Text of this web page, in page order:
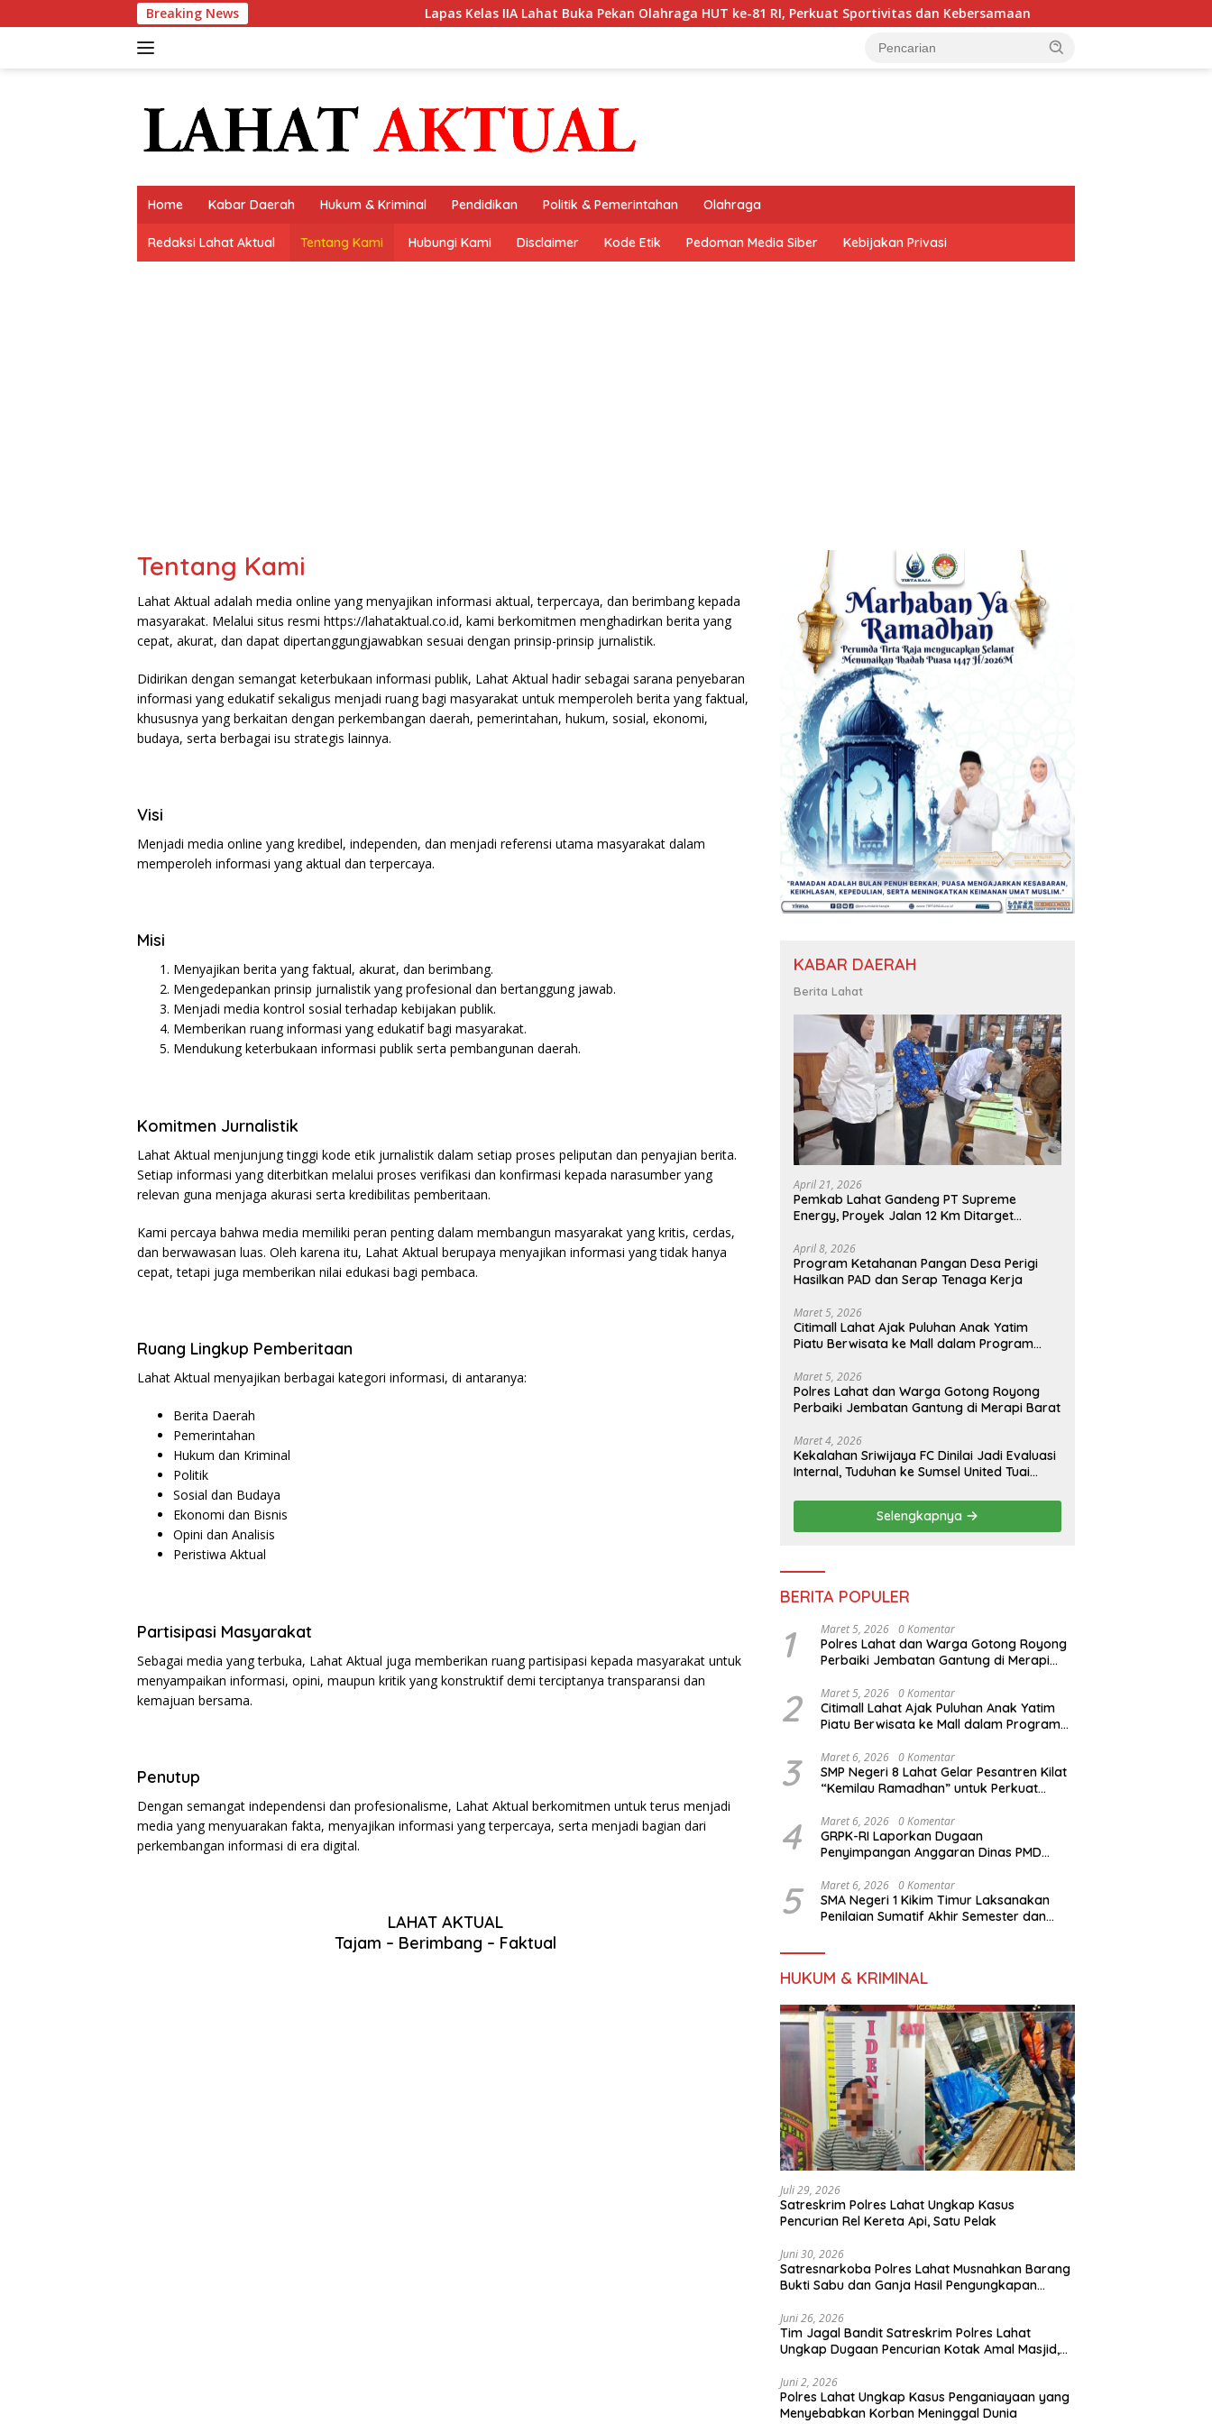
ke
Breaking News Lapas Kelas IIA Lahat Buka Pekan Olahraga HUT ke-81 RI, Perkuat Sportivitas dan Kebersamaan Kejari Lahat Paparkan
Home Kabar Daerah Hukum & Kriminal Pendidikan Politik & Pemerintahan Olahraga
Redaksi Lahat Aktual Tentang Kami Hubungi Kami Disclaimer Kode Etik Pedoman Media Siber Kebijakan Privasi
Tentang Kami
Lahat Aktual adalah media online yang menyajikan informasi aktual, terpercaya, dan berimbang kepada
masyarakat. Melalui situs resmi https://lahataktual.co.id, kami berkomitmen menghadirkan berita yang
cepat, akurat, dan dapat dipertanggungjawabkan sesuai dengan prinsip-prinsip jurnalistik.
Didirikan dengan semangat keterbukaan informasi publik, Lahat Aktual hadir sebagai sarana penyebaran
informasi yang edukatif sekaligus menjadi ruang bagi masyarakat untuk memperoleh berita yang faktual,
khususnya yang berkaitan dengan perkembangan daerah, pemerintahan, hukum, sosial, ekonomi,
budaya, serta berbagai isu strategis lainnya.
Visi
Menjadi media online yang kredibel, independen, dan menjadi referensi utama masyarakat dalam
memperoleh informasi yang aktual dan terpercaya.
Misi
Menyajikan berita yang faktual, akurat, dan berimbang.
Mengedepankan prinsip jurnalistik yang profesional dan bertanggung jawab.
Menjadi media kontrol sosial terhadap kebijakan publik.
Memberikan ruang informasi yang edukatif bagi masyarakat.
Mendukung keterbukaan informasi publik serta pembangunan daerah.
Komitmen Jurnalistik
Lahat Aktual menjunjung tinggi kode etik jurnalistik dalam setiap proses peliputan dan penyajian berita.
Setiap informasi yang diterbitkan melalui proses verifikasi dan konfirmasi kepada narasumber yang
relevan guna menjaga akurasi serta kredibilitas pemberitaan.
Kami percaya bahwa media memiliki peran penting dalam membangun masyarakat yang kritis, cerdas,
dan berwawasan luas. Oleh karena itu, Lahat Aktual berupaya menyajikan informasi yang tidak hanya
cepat, tetapi juga memberikan nilai edukasi bagi pembaca.
Ruang Lingkup Pemberitaan
Lahat Aktual menyajikan berbagai kategori informasi, di antaranya:
Berita Daerah
Pemerintahan
Hukum dan Kriminal
Politik
Sosial dan Budaya
Ekonomi dan Bisnis
Opini dan Analisis
Peristiwa Aktual
Partisipasi Masyarakat
Sebagai media yang terbuka, Lahat Aktual juga memberikan ruang partisipasi kepada masyarakat untuk
menyampaikan informasi, opini, maupun kritik yang konstruktif demi terciptanya transparansi dan
kemajuan bersama.
Penutup
Dengan semangat independensi dan profesionalisme, Lahat Aktual berkomitmen untuk terus menjadi
media yang menyuarakan fakta, menyajikan informasi yang terpercaya, serta menjadi bagian dari
perkembangan informasi di era digital.
LAHAT AKTUAL
Tajam – Berimbang – Faktual
KABAR DAERAH
Berita Lahat
April 21, 2026
Pemkab Lahat Gandeng PT Supreme
Energy, Proyek Jalan 12 Km Ditarget
April 8, 2026
Program Ketahanan Pangan Desa Perigi
Hasilkan PAD dan Serap Tenaga Kerja
Maret 5, 2026
Citimall Lahat Ajak Puluhan Anak Yatim
Piatu Berwisata ke Mall dalam Program
Maret 5, 2026
Polres Lahat dan Warga Gotong Royong
Perbaiki Jembatan Gantung di Merapi Barat
Maret 4, 2026
Kekalahan Sriwijaya FC Dinilai Jadi Evaluasi
Internal, Tuduhan ke Sumsel United Tuai
Selengkapnya
BERITA POPULER
1 Maret 5, 2026 0 Komentar
Polres Lahat dan Warga Gotong Royong
Perbaiki Jembatan Gantung di Merapi
2 Maret 5, 2026 0 Komentar
Citimall Lahat Ajak Puluhan Anak Yatim
Piatu Berwisata ke Mall dalam Program
3 Maret 6, 2026 0 Komentar
SMP Negeri 8 Lahat Gelar Pesantren Kilat
“Kemilau Ramadhan” untuk Perkuat
4 Maret 6, 2026 0 Komentar
GRPK-RI Laporkan Dugaan
Penyimpangan Anggaran Dinas PMD
5 Maret 6, 2026 0 Komentar
SMA Negeri 1 Kikim Timur Laksanakan
Penilaian Sumatif Akhir Semester dan
HUKUM & KRIMINAL
Juli 29, 2026
Satreskrim Polres Lahat Ungkap Kasus
Pencurian Rel Kereta Api, Satu Pelak
Juni 30, 2026
Satresnarkoba Polres Lahat Musnahkan Barang
Bukti Sabu dan Ganja Hasil Pengungkapan
Juni 26, 2026
Tim Jagal Bandit Satreskrim Polres Lahat
Ungkap Dugaan Pencurian Kotak Amal Masjid,
Juni 2, 2026
Polres Lahat Ungkap Kasus Penganiayaan yang
Menyebabkan Korban Meninggal Dunia